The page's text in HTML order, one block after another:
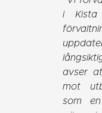
i
avser
mot
som